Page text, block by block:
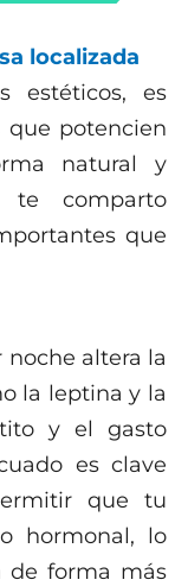
localizada
estéticos, es
potencien
natural y
te comparto
que
noche altera la
la leptina y la
y el gasto
es clave
que tu
hormonal, lo
de forma más